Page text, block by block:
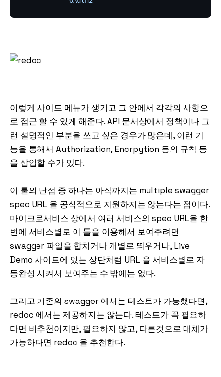
이렇게 사이드 메뉴가 생기고 그 안에서 각각의 사항으
로 접근 할 수 있게 해준다. API 문서상에서 정책이나 그
런 설명적인 부분을 쓰고 싶은 경우가 많은데, 이런 기
능을 통해서 Authorization, Encrpytion 등의 규칙 등
을 삽입할 수가 있다.
이 툴의 단점 중 하나는 아직까지는 multiple swagger
spec URL 을 공식적으로 지원하지는 않는다는 점이다.
마이크로서비스 상에서 여러 서비스의 spec URL을 한
번에 서비스별로 이 툴을 이용해서 보여주려면
swagger 파일을 합치거나 개별로 띄우거나, Live
Demo 사이트에 있는 상단처럼 URL 을 서비스별로 자
동완성 시켜서 보여주는 수 밖에는 없다.
그리고 기존의 swagger 에서는 테스트가 가능했다면,
redoc 에서는 제공하지는 않는다. 테스트가 꼭 필요하
다면 비추천이지만, 필요하지 않고, 다른것으로 대체가
가능하다면 redoc 을 추천한다.